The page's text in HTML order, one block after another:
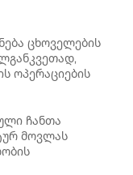
ცხოველების
ოპერაციების
ჩანთა
მოვლას